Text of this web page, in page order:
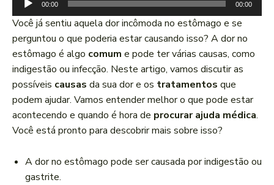
o
c
a
d
o
r
d
e
á
d
00:00 00:00
Você já sentiu aquela dor incômoda no estômago e se
perguntou o que poderia estar causando isso? A dor no
estômago é algo comum e pode ter várias causas, como
indigestão ou infecção. Neste artigo, vamos discutir as
possíveis causas da sua dor e os tratamentos que
podem ajudar. Vamos entender melhor o que pode estar
acontecendo e quando é hora de procurar ajuda médica.
Você está pronto para descobrir mais sobre isso?
A dor no estômago pode ser causada por indigestão ou
gastrite.